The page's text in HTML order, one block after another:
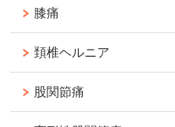
膝痛
頚椎ヘルニア
股関節痛